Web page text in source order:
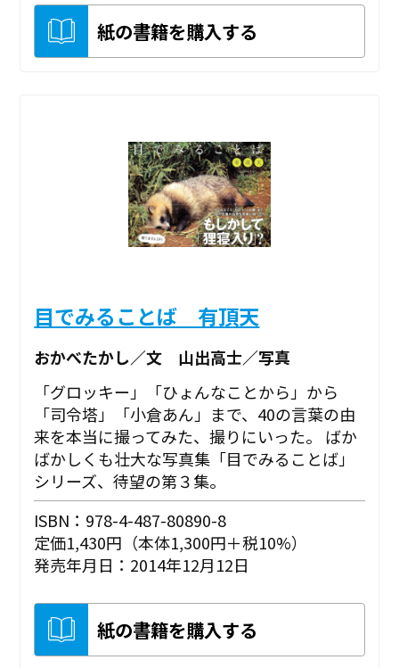
紙の書籍を購入する
目でみることば 有頂天
おかべたかし／文 山出高士／写真
「グロッキー」「ひょんなことから」から
「司令塔」「小倉あん」まで、40の言葉の由
来を本当に撮ってみた、撮りにいった。 ばか
ばかしくも壮大な写真集「目でみることば」
シリーズ、待望の第３集。
ISBN：978-4-487-80890-8
定価1,430円（本体1,300円＋税10%）
発売年月日：2014年12月12日
紙の書籍を購入する